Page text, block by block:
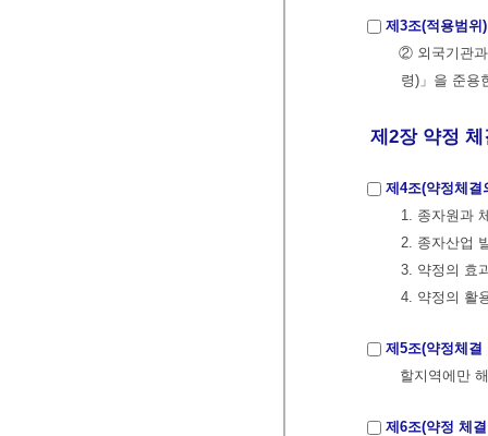
제3조(적용범위)
② 외국기관과
령)」을 준용
제2장 약정 체
제4조(약정체결
1. 종자원과
2. 종자산업
3. 약정의 효
4. 약정의 활
제5조(약정체결
할지역에만
제6조(약정 체